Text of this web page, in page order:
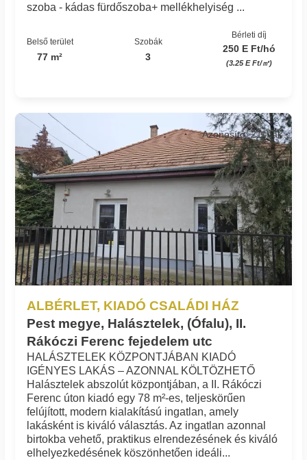
szoba - kádas fürdőszoba+ mellékhelyiség ...
Belső terület
77 m²
Szobák
3
Bérleti díj
250 E Ft/hó
(3.25 E Ft/㎡)
ALBÉRLET, KIADÓ CSALÁDI HÁZ
Pest megye, Halásztelek, (Ófalu), II.
Rákóczi Ferenc fejedelem utc
Azonosító: 21_vak
HALÁSZTELEK KÖZPONTJÁBAN KIADÓ
IGÉNYES LAKÁS – AZONNAL KÖLTÖZHETŐ
Halásztelek abszolút központjában, a II. Rákóczi
Ferenc úton kiadó egy 78 m²-es, teljeskörűen
felújított, modern kialakítású ingatlan, amely
lakásként is kiváló választás. Az ingatlan azonnal
birtokba vehető, praktikus elrendezésének és kiváló
elhelyezkedésének köszönhetően ideáli...